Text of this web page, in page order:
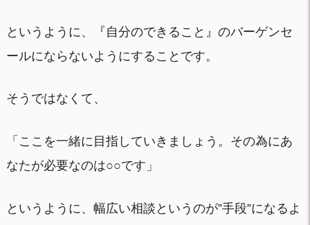
というように、『自分のできること』のバーゲンセ
ールにならないようにすることです。
そうではなくて、
「ここを一緒に目指していきましょう。その為にあ
なたが必要なのは○○です」
というように、幅広い相談というのが”手段”になるよ